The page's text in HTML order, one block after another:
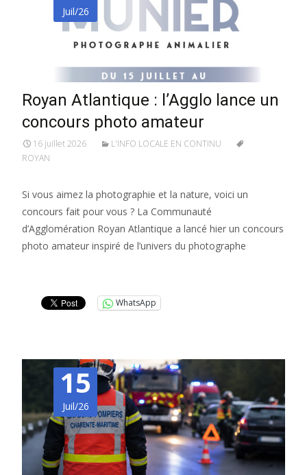
Juil/26
Royan Atlantique : l’Agglo lance un
concours photo amateur
16 juillet 2026
L'INFO LOCALE EN CONTINU
ROYAN
Si vous aimez la photographie et la nature, voici un
concours fait pour vous ? La Communauté
d’Agglomération Royan Atlantique a lancé hier un concours
photo amateur inspiré de l’univers du photographe
WhatsApp
15
Juil/26